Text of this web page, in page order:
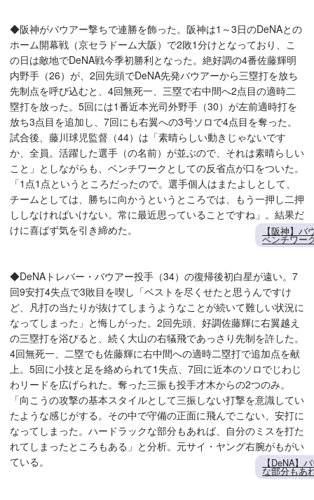
◆阪神がバウアー撃ちで連勝を飾った。阪神は1～3日のDeNAとの
ホーム開幕戦（京セラドーム大阪）で2敗1分けとなっており、こ
の日は敵地でDeNA戦今季初勝利となった。絶好調の4番佐藤輝明
内野手（26）が、2回先頭でDeNA先発バウアーから三塁打を放ち
先制点を呼び込むと、4回無死一、三塁で右中間へ2点目の適時二
塁打を放った。5回には1番近本光司外野手（30）が左前適時打を
放ち3点目を追加し、7回にも右翼への3号ソロで4点目を奪った。
試合後、藤川球児監督（44）は「素晴らしい動きじゃないです
か、全員。活躍した選手（の名前）が並ぶので、それは素晴らしい
こと」としながらも、ベンチワークとしての反省点が口をついた。
「1点1点というところだったので。選手個人はまたよしとして、
チームとしては、勝ちに向かうというところでは、もう一押し二押
ししなければいけない。常に最近思っていることですね」。結果だ
けに喜ばず気を引き締めた。
【阪神】
ベンチワー
◆DeNAトレバー・バウアー投手（34）の復帰後初白星が遠い。7
回9安打4失点で3敗目を喫し「ベストを尽くせたと思うんですけ
ど、凡打の当たりが抜けてしまうようなことが続いて難しい状況に
なってしまった」と悔しがった。2回先頭、好調佐藤輝に右翼越え
の三塁打を浴びると、続く大山の右犠飛であっさり先制を許した。
4回無死一、二塁でも佐藤輝に右中間への適時二塁打で追加点を献
上。5回に小技と足を絡められて1失点、7回に近本のソロでじわじ
わリードを広げられた。奪った三振も投手才木からの2つのみ。
「向こうの攻撃の基本スタイルとして三振しない打撃を意識してい
たような感じがする。その中で守備の正面に飛んでこない、安打に
なってしまった。ハードラックな部分もあれば、自分のミスを打た
れてしまったところもある」と分析。元サイ・ヤング右腕がもがい
ている。
【DeNA】
な部分もあ